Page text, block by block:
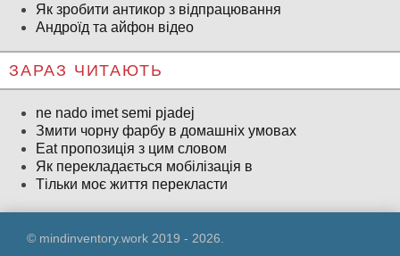
Як зробити антикор з відпрацювання
Андроїд та айфон відео
ЗАРАЗ ЧИТАЮТЬ
ne nado imet semi pjadej
Змити чорну фарбу в домашніх умовах
Eat пропозиція з цим словом
Як перекладається мобілізація в
Тільки моє життя перекласти
© mindinventory.work 2019 - 2026.